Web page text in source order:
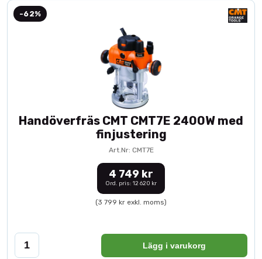
-62%
Handöverfräs CMT CMT7E 2400W med
finjustering
Art.Nr: CMT7E
4 749 kr
Ord. pris: 12 620 kr
(3 799 kr exkl. moms)
Lägg i varukorg